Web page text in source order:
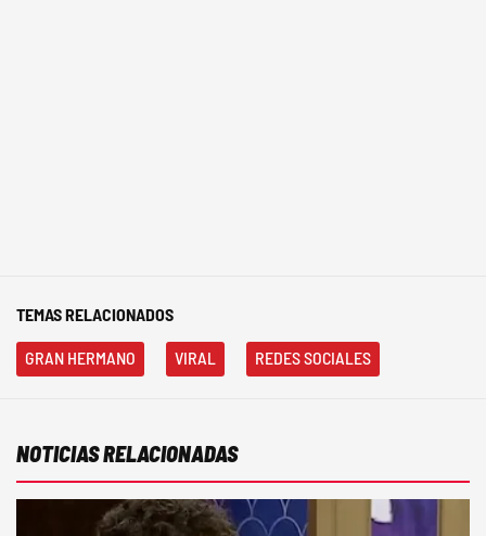
TEMAS RELACIONADOS
GRAN HERMANO VIRAL REDES SOCIALES
NOTICIAS RELACIONADAS